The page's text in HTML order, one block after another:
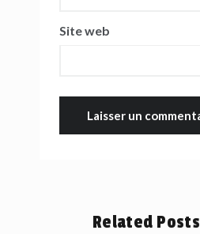
Site web
Related Posts